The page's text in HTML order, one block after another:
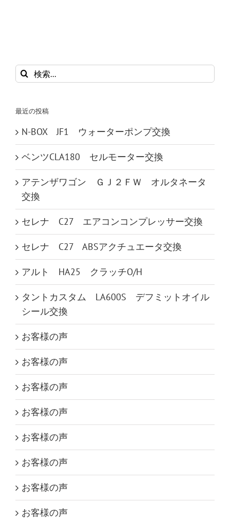
検
索
最近の投稿
N-BOX JF1 ウォーターポンプ交換
ベンツCLA180 セルモーター交換
アテンザワゴン ＧＪ２ＦＷ オルタネータ
交換
セレナ C27 エアコンコンプレッサー交換
セレナ C27 ABSアクチュエータ交換
アルト HA25 クラッチO/H
タントカスタム LA600S デフミットオイル
シール交換
お客様の声
お客様の声
お客様の声
お客様の声
お客様の声
お客様の声
お客様の声
お客様の声